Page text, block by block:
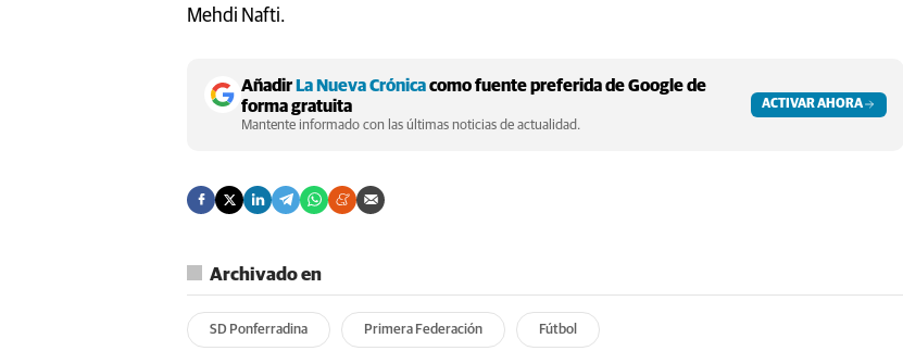
Mehdi Nafti.
AñadirLa Nueva Crónicacomo fuente preferida de Google de
forma gratuita
Mantente informado con las últimas noticias de actualidad.
ACTIVAR AHORA
Archivado en
SD Ponferradina Primera Federación Fútbol